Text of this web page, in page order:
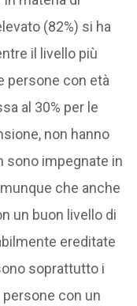
(82%) si ha
il livello più
persone con età
al 30% per le
non hanno
sono impegnate in
che anche
un buon livello di
ereditate
soprattutto i
con un